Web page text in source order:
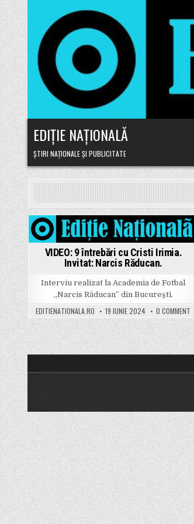
Skip to content
EDIȚIE NAȚIONALĂ
ȘTIRI NAȚIONALE ȘI PUBLICITATE
Posted in
VIDEO: 9 întrebări cu Cristi Irimia.
Invitat: Narcis Răducan.
Interviu realizat la Academia de Fotbal
„Narcis Răducan” din București.
EDITIENATIONALA.RO 19 IUNIE 2024 0 COMMENT